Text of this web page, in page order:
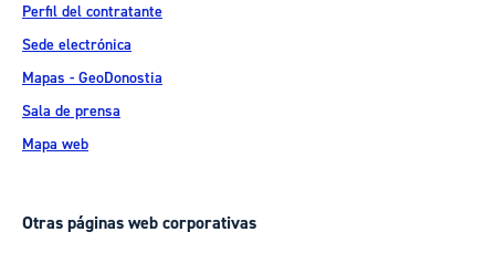
Perfil del contratante
Sede electrónica
Mapas - GeoDonostia
Sala de prensa
Mapa web
Otras páginas web corporativas